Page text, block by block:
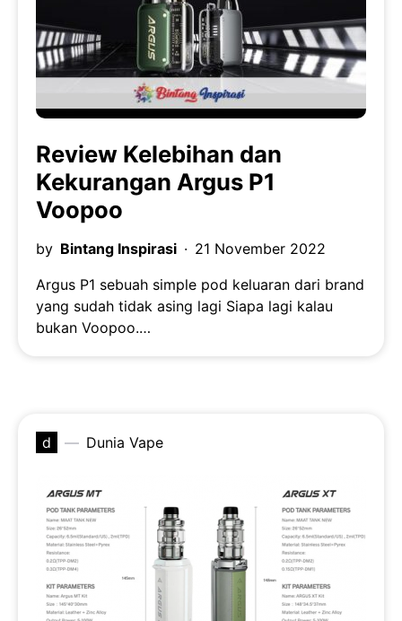
Review Kelebihan dan
Kekurangan Argus P1
Voopoo
by Bintang Inspirasi
21 November 2022
Argus P1 sebuah simple pod keluaran dari brand
yang sudah tidak asing lagi Siapa lagi kalau
bukan Voopoo.…
d Dunia Vape